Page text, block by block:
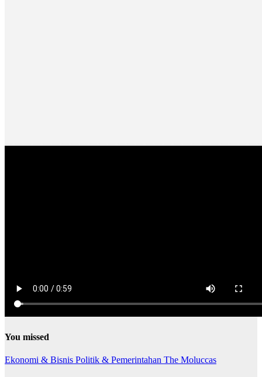
You missed
Ekonomi & Bisnis Politik & Pemerintahan The Moluccas